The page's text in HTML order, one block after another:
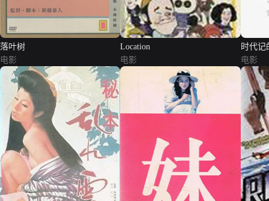
落叶树
电影
Location
电影
时代记
电影